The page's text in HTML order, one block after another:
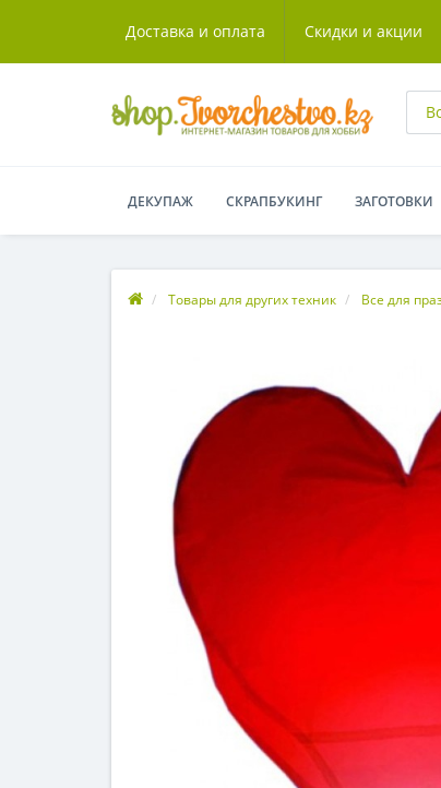
Доставка и оплата Скидки и акции
ДЕКУПАЖ СКРАПБУКИНГ ЗАГОТОВКИ
Товары для других техник Все для